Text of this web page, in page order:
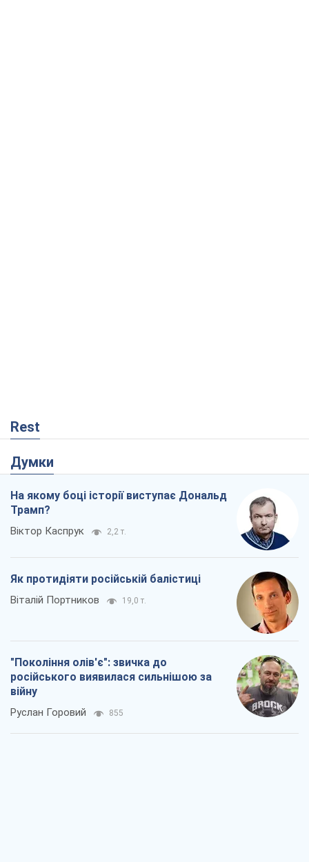
Rest
Думки
На якому боці історії виступає Дональд
Трамп?
Віктор Каспрук 2,2 т.
Як протидіяти російській балістиці
Віталій Портников 19,0 т.
"Покоління олів'є": звичка до
російського виявилася сильнішою за
війну
Руслан Горовий 855